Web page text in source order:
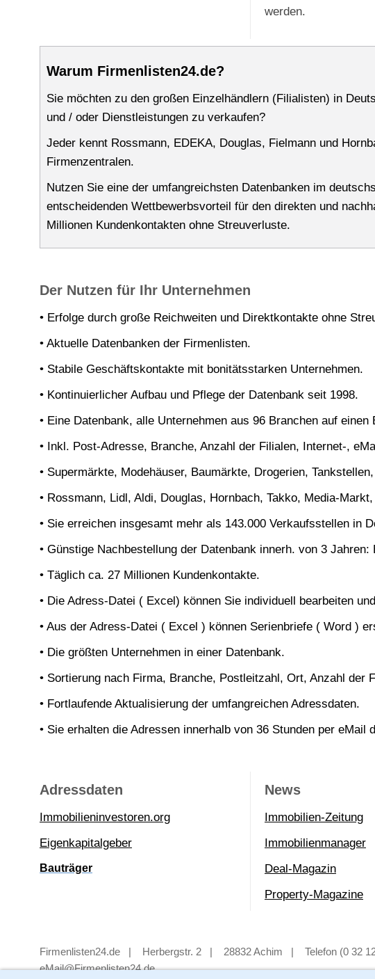
werden.
Warum Firmenlisten24.de?
Sie möchten zu den großen Einzelhändlern (Filialisten) in
und / oder Dienstleistungen zu verkaufen?
Jeder kennt Rossmann, EDEKA, Douglas, Fielmann und
Firmenzentralen.
Nutzen Sie eine der umfangreichsten Datenbanken im
entscheidenden Wettbewerbsvorteil für den direkten und
Millionen Kundenkontakten ohne Streuverluste.
Der Nutzen für Ihr Unternehmen
• Erfolge durch große Reichweiten und Direktkontakte ohne
• Aktuelle Datenbanken der Firmenlisten.
• Stabile Geschäftskontakte mit bonitätsstarken Unternehmen.
• Kontinuierlicher Aufbau und Pflege der Datenbank seit 1998.
• Eine Datenbank, alle Unternehmen aus 96 Branchen auf einen
• Inkl. Post-Adresse, Branche, Anzahl der Filialen, Internet-,
• Supermärkte, Modehäuser, Baumärkte, Drogerien,
• Rossmann, Lidl, Aldi, Douglas, Hornbach, Takko, Media-
• Sie erreichen insgesamt mehr als 143.000 Verkaufsstellen in
• Günstige Nachbestellung der Datenbank innerh. von 3
• Täglich ca. 27 Millionen Kundenkontakte.
• Die Adress-Datei ( Excel) können Sie individuell bearbeiten
• Aus der Adress-Datei ( Excel ) können Serienbriefe ( Word )
• Die größten Unternehmen in einer Datenbank.
• Sortierung nach Firma, Branche, Postleitzahl, Ort, Anzahl der
• Fortlaufende Aktualisierung der umfangreichen Adressdaten.
• Sie erhalten die Adressen innerhalb von 36 Stunden per eMail
Adressdaten
Immobilieninvestoren.org
Eigenkapitalgeber
Bauträger
News
Immobilien-Zeitung
Immobilienmanager
Deal-Magazin
Property-Magazine
Firmenlisten24.de | Herbergstr. 2 | 28832 Achim | Telefon (0 32
eMail@Firmenlisten24.de